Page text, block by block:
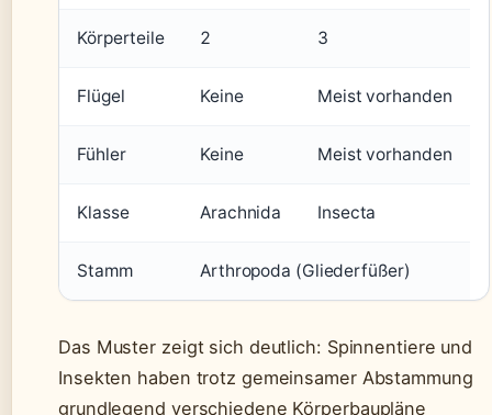
Körperteile 2 3
Flügel Keine Meist vorhanden
Fühler Keine Meist vorhanden
Klasse Arachnida Insecta
Stamm Arthropoda (Gliederfüßer)
Das Muster zeigt sich deutlich: Spinnentiere und
Insekten haben trotz gemeinsamer Abstammung
grundlegend verschiedene Körperbaupläne